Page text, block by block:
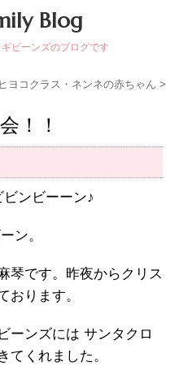
Blog
ビーンズのブログです
ヒヨコクラス・ネンネの赤ちゃん >
！！
ンビーーン♪
ン。
琴です。昨夜からクリス
ります。
ーンズには サンタクロ
くれました。